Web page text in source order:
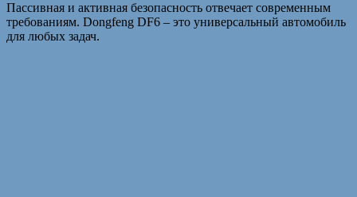
Пассивная и активная безопасность отвечает современным
требованиям. Dongfeng DF6 – это универсальный автомобиль
для любых задач.